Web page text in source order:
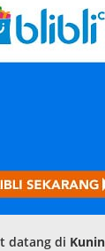
datang di